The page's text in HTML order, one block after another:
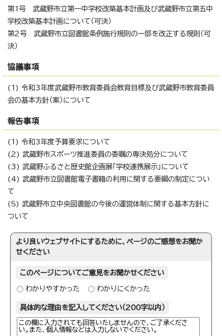
第1号 武蔵野市立第一中学校改築基本計画及び武蔵野市立第五中
学校改築基本計画について（可決）
第2号 武蔵野市立図書館条例施行規則の一部を改正する規則（可
決）
協議事項
(1) 令和3年度武蔵野市教育委員会教育目標及び武蔵野市教育委員
会の基本方針（案）について
報告事項
(1) 令和3年度予算要求について
(2) 武蔵野市スポーツ推進委員の委嘱の専決処分について
(3) 武蔵野ふるさと歴史館企画展「学校連携展示」について
(4) 武蔵野市立図書館電子書籍の利用に関する要綱の制定につい
て
(5) 武蔵野市立中央図書館の今後の運営体制に関する基本方針に
ついて
より良いウェブサイトにするために、ページのご感想をお聞か
せください
このページについてご意見をお聞かせください
わかりやすかった わかりにくかった
具体的な理由を記入してください（200字以内）